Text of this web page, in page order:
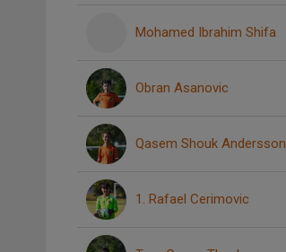
Mohamed Ibrahim Shifa
Obran Asanovic
Qasem Shouk Andersson
1. Rafael Cerimovic